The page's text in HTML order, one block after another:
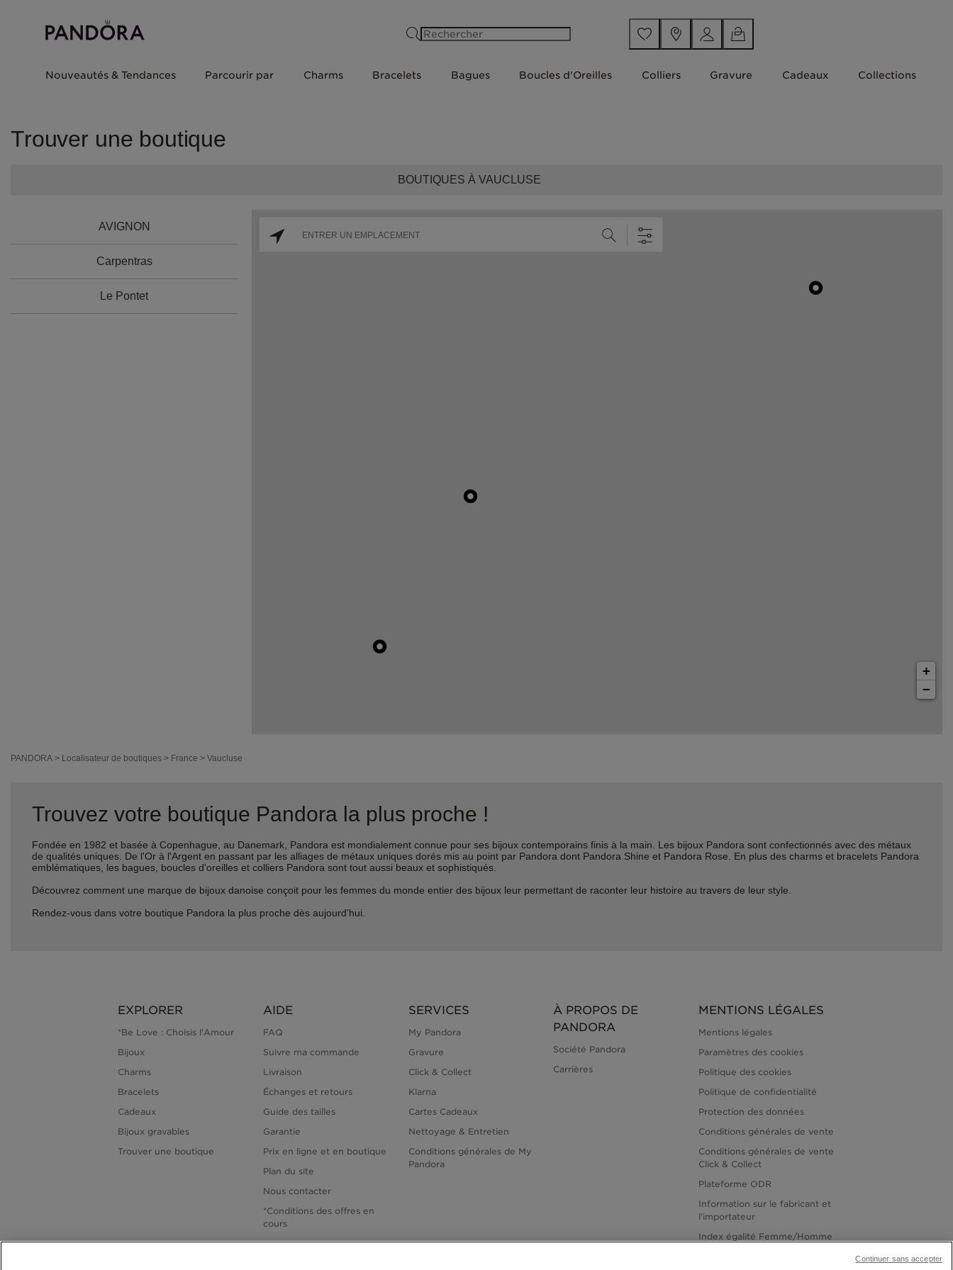
Nouveautés & Tendances Parcourir par Charms Bracelets Bagues Boucles d'Oreilles Colliers Gravure Cadeaux Collections
Trouver une boutique
BOUTIQUES À VAUCLUSE
AVIGNON
Carpentras
Le Pontet
+
−
PANDORA > Localisateur de boutiques > France > Vaucluse
Trouvez votre boutique Pandora la plus proche !
Fondée en 1982 et basée à Copenhague, au Danemark, Pandora est mondialement connue pour ses bijoux contemporains finis à la main. Les bijoux Pandora sont confectionnés avec des métaux
de qualités uniques. De l'Or à l'Argent en passant par les alliages de métaux uniques dorés mis au point par Pandora dont Pandora Shine et Pandora Rose. En plus des charms et bracelets Pandora
emblématiques, les bagues, boucles d'oreilles et colliers Pandora sont tout aussi beaux et sophistiqués.
Découvrez comment une marque de bijoux danoise conçoit pour les femmes du monde entier des bijoux leur permettant de raconter leur histoire au travers de leur style.
Rendez-vous dans votre boutique Pandora la plus proche dès aujourd'hui.
EXPLORER
*Be Love : Choisis l'Amour
Bijoux
Charms
Bracelets
Cadeaux
Bijoux gravables
Trouver une boutique
AIDE
FAQ
Suivre ma commande
Livraison
Échanges et retours
Guide des tailles
Garantie
Prix en ligne et en boutique
Plan du site
Nous contacter
*Conditions des offres en
cours
SERVICES
My Pandora
Gravure
Click & Collect
Klarna
Cartes Cadeaux
Nettoyage & Entretien
Conditions générales de My
Pandora
À PROPOS DE
PANDORA
Société Pandora
Carrières
MENTIONS LÉGALES
Mentions légales
Paramètres des cookies
Politique des cookies
Politique de confidentialité
Protection des données
Conditions générales de vente
Conditions générales de vente
Click & Collect
Plateforme ODR
Information sur le fabricant et
l'importateur
Index égalité Femme/Homme
Continuer sans accepter